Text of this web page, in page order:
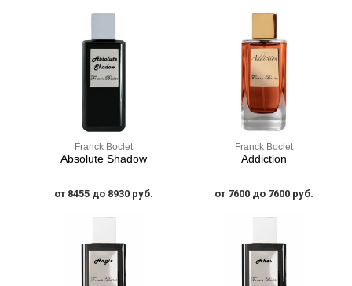
Franck Boclet
Absolute Shadow
от 8455 до 8930 руб.
Franck Boclet
Addiction
от 7600 до 7600 руб.